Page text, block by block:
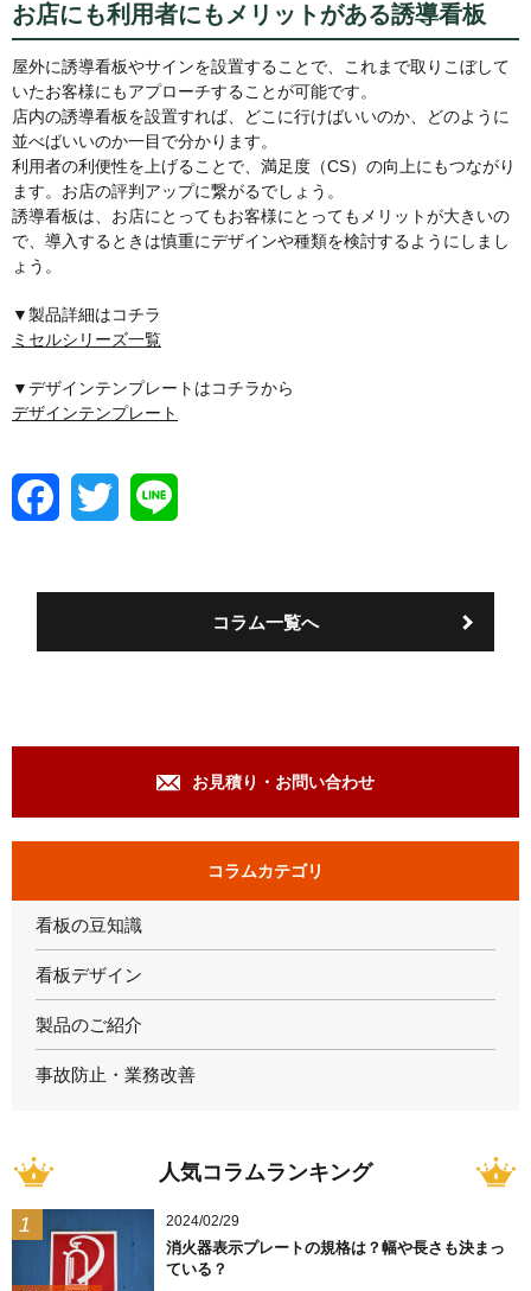
お店にも利用者にもメリットがある誘導看板
屋外に誘導看板やサインを設置することで、これまで取りこぼして
いたお客様にもアプローチすることが可能です。
店内の誘導看板を設置すれば、どこに行けばいいのか、どのように
並べばいいのか一目で分かります。
利用者の利便性を上げることで、満足度（CS）の向上にもつながり
ます。お店の評判アップに繋がるでしょう。
誘導看板は、お店にとってもお客様にとってもメリットが大きいの
で、導入するときは慎重にデザインや種類を検討するようにしまし
ょう。
▼製品詳細はコチラ
ミセルシリーズ一覧
▼デザインテンプレートはコチラから
デザインテンプレート
b
w
t
コラム一覧へ
お見積り・お問い合わせ
コラムカテゴリ
看板の豆知識
看板デザイン
製品のご紹介
事故防止・業務改善
人気コラムランキング
2024/02/29
消火器表示プレートの規格は？幅や長さも決まっ
ている？